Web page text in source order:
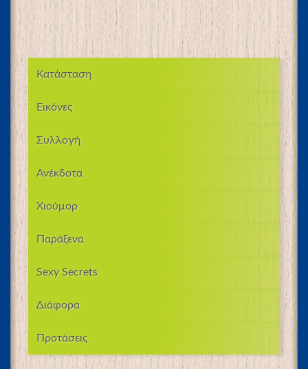
Κατάσταση
Εικόνες
Συλλογή
Ανέκδοτα
Χιούμορ
Παράξενα
Sexy Secrets
Διάφορα
Προτάσεις